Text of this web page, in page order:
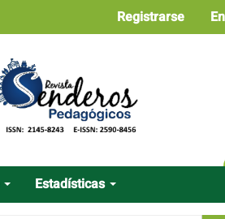
Registrarse
Estadísticas